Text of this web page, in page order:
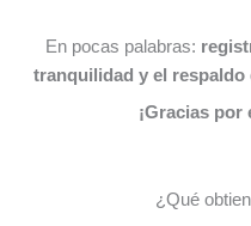
En pocas palabras:
tranquilidad y el respaldo
¡Gracias por
¿Qué